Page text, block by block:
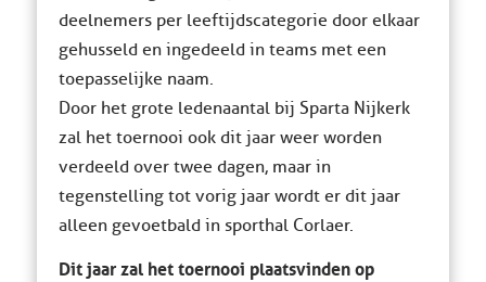
deelnemers per leeftijdscategorie door elkaar
gehusseld en ingedeeld in teams met een
toepasselijke naam.
Door het grote ledenaantal bij Sparta Nijkerk
zal het toernooi ook dit jaar weer worden
verdeeld over twee dagen, maar in
tegenstelling tot vorig jaar wordt er dit jaar
alleen gevoetbald in sporthal Corlaer.
Dit jaar zal het toernooi plaatsvinden op